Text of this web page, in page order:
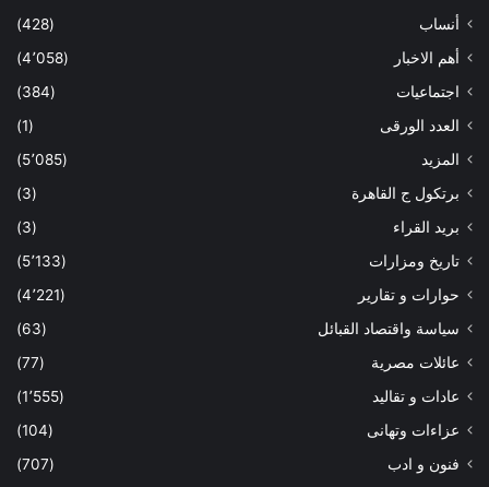
أنساب
(428)
أهم الاخبار
(4٬058)
اجتماعيات
(384)
العدد الورقى
(1)
المزيد
(5٬085)
برتكول ج القاهرة
(3)
بريد القراء
(3)
تاريخ ومزارات
(5٬133)
حوارات و تقارير
(4٬221)
سياسة واقتصاد القبائل
(63)
عائلات مصرية
(77)
عادات و تقاليد
(1٬555)
عزاءات وتهانى
(104)
فنون و ادب
(707)